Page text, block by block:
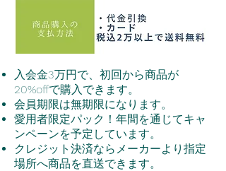
入会金3万円で、初回から商品が
20%offで購入できます。
会員期限は無期限になります。
愛用者限定パック！年間を通じてキャ
ンペーンを予定しています。
クレジット決済ならメーカーより指定
場所へ商品を直送できます。